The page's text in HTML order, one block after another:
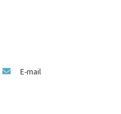
E-mail